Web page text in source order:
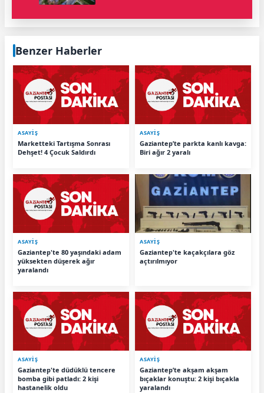
Benzer Haberler
ASAYİŞ
Marketteki Tartışma Sonrası
Dehşet! 4 Çocuk Saldırdı
ASAYİŞ
Gaziantep’te parkta kanlı kavga:
Biri ağır 2 yaralı
ASAYİŞ
Gaziantep'te 80 yaşındaki adam
yüksekten düşerek ağır
yaralandı
ASAYİŞ
Gaziantep'te kaçakçılara göz
açtırılmıyor
ASAYİŞ
Gaziantep'te düdüklü tencere
bomba gibi patladı: 2 kişi
hastanelik oldu
ASAYİŞ
Gaziantep’te akşam akşam
bıçaklar konuştu: 2 kişi bıçakla
yaralandı